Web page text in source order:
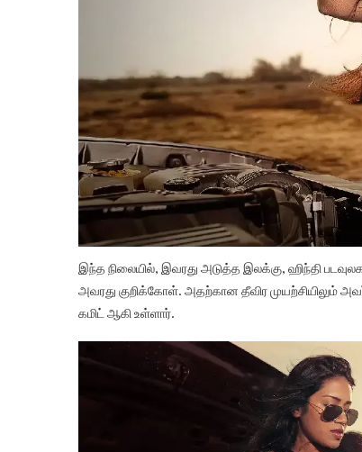
இந்த நிலையில், இவரது அடுத்த இலக்கு, ஹிந்தி
அவரது குறிக்கோள். அதற்கான தீவிர முயற்சியிலும்
கமிட் ஆகி உள்ளார்.